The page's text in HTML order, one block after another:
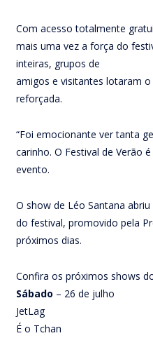
Com acesso totalmente
mais uma vez a força do
inteiras, grupos de
amigos e visitantes lotaram
reforçada.
“Foi emocionante ver tanta
carinho. O Festival de Verão
evento.
O show de Léo Santana
do festival, promovido pela
próximos dias.
Confira os próximos shows
Sábado – 26 de julho
JetLag
É o Tchan